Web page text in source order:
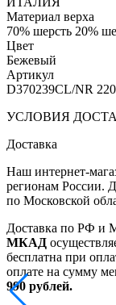
Материал верха
70% шерсть 20%
Цвет
Бежевый
Артикул
D370239CL/NR 220
УСЛОВИЯ
Доставка
Наш интернет-
регионам России.
по Московской
Доставка по РФ и
МКАД
бесплатна при
оплате на сумму
990 рублей.